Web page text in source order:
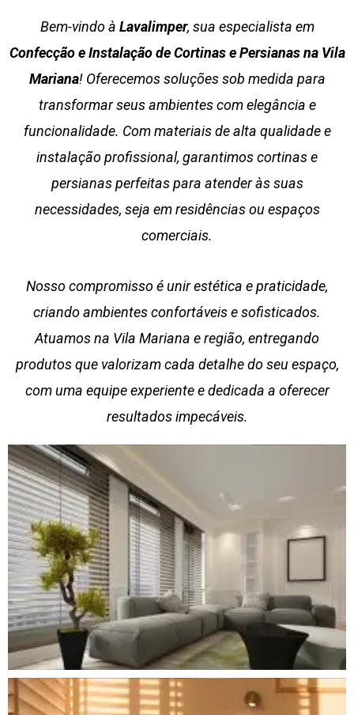
Bem-vindo à Lavalimper, sua especialista em
Confecção e Instalação de Cortinas e Persianas na Vila
Mariana! Oferecemos soluções sob medida para
transformar seus ambientes com elegância e
funcionalidade. Com materiais de alta qualidade e
instalação profissional, garantimos cortinas e
persianas perfeitas para atender às suas
necessidades, seja em residências ou espaços
comerciais.
Nosso compromisso é unir estética e praticidade,
criando ambientes confortáveis e sofisticados.
Atuamos na Vila Mariana e região, entregando
produtos que valorizam cada detalhe do seu espaço,
com uma equipe experiente e dedicada a oferecer
resultados impecáveis.